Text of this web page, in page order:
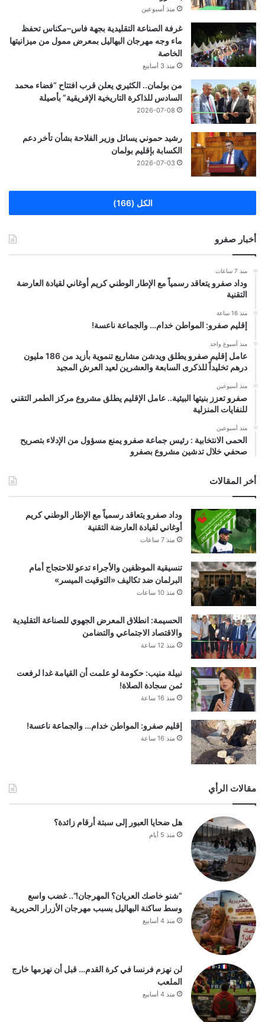
منذ أسبوعين
غرفة الصناعة التقليدية بجهة فاس–مكناس تحفظ
ماء وجه مهرجان البهاليل بمعرض ممول من ميزانيتها
الخاصة
منذ 3 أسابيع
من بولمان.. الكثيري يعلن قرب افتتاح “فضاء محمد
السادس للذاكرة التاريخية الإفريقية” بأصيلة
2026-07-08
رشيد حموني يسائل وزير الفلاحة بشأن تأخر دعم
الكسابة بإقليم بولمان
2026-07-03
الكل (166)
أخبار صفرو
منذ 7 ساعات
وداد صفرو يتعاقد رسمياً مع الإطار الوطني كريم أوغاني لقيادة العارضة
التقنية
منذ 16 ساعة
إقليم صفرو: المواطن خدام… والجماعة ناعسة!
منذ أسبوع واحد
عامل إقليم صفرو يطلق ويدشن مشاريع تنموية بأزيد من 186 مليون
درهم تخليداً للذكرى السابعة والعشرين لعيد العرش المجيد
منذ أسبوعين
صفرو تعزز بنيتها البيئية.. عامل الإقليم يطلق مشروع مركز الطمر التقني
للنفايات المنزلية
منذ أسبوعين
الحمى الانتخابية : رئيس جماعة صفرو يمنع مسؤول من الإدلاء بتصريح
صحفي خلال تدشين مشروع بصفرو
أخر المقالات
وداد صفرو يتعاقد رسمياً مع الإطار الوطني كريم
أوغاني لقيادة العارضة التقنية
منذ 7 ساعات
تنسيقية الموظفين والأجراء تدعو للاحتجاج أمام
البرلمان ضد تكاليف «التوقيت الميسر»
منذ 10 ساعات
الحسيمة: انطلاق المعرض الجهوي للصناعة التقليدية
والاقتصاد الاجتماعي والتضامن
منذ 12 ساعة
نبيلة منيب: حكومة لو علمت أن القيامة غدا لرفعت
ثمن سجادة الصلاة!
منذ 16 ساعة
إقليم صفرو: المواطن خدام… والجماعة ناعسة!
منذ 16 ساعة
مقالات الرأي
هل ضحايا العبور إلى سبتة أرقام زائدة؟
منذ 5 أيام
“شنو خاصك العريان؟ المهرجان!”.. غضب واسع
وسط ساكنة البهاليل بسبب مهرجان الأزرار الحريرية
منذ 4 أسابيع
لن نهزم فرنسا في كرة القدم… قبل أن نهزمها خارج
الملعب
منذ 4 أسابيع